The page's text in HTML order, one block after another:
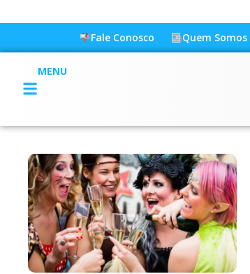
Fale Conosco Quem Somos
MENU